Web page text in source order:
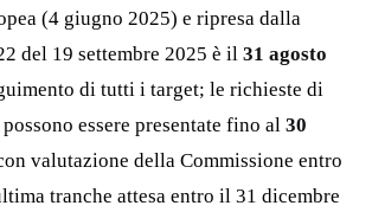
(4 giugno 2025) e ripresa dalla
del 19 settembre 2025 è il 31 agosto
di tutti i target; le richieste di
essere presentate fino al 30
valutazione della Commissione entro
tranche attesa entro il 31 dicembre